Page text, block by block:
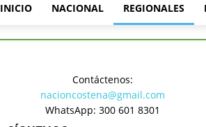
INICIO NACIONAL REGIONALES
REGIONALES
Contáctenos:
nacioncostena@gmail.com
WhatsApp: 300 601 8301